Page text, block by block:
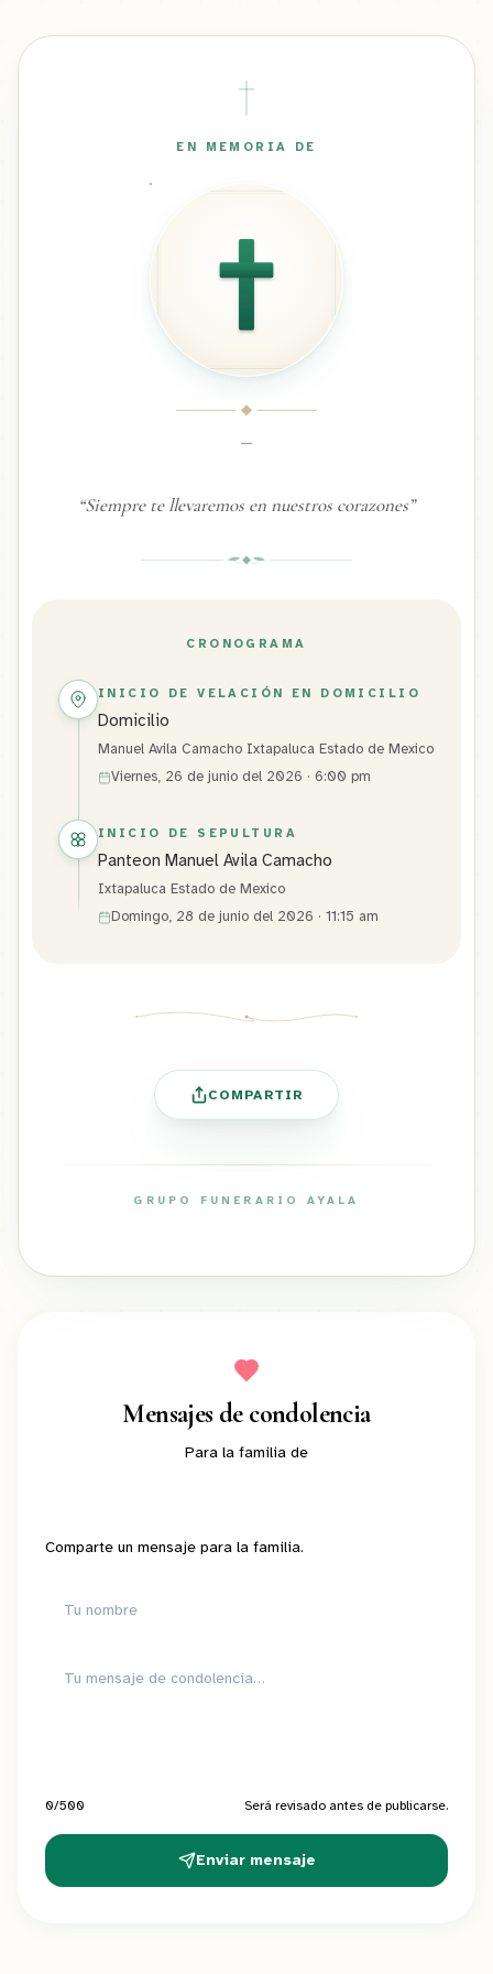
EN MEMORIA DE
—
“Siempre te llevaremos en nuestros corazones”
CRONOGRAMA
INICIO DE VELACIÓN EN DOMICILIO
Domicilio
Manuel Avila Camacho Ixtapaluca Estado de Mexico
Viernes, 26 de junio del 2026 · 6:00 pm
INICIO DE SEPULTURA
Panteon Manuel Avila Camacho
Ixtapaluca Estado de Mexico
Domingo, 28 de junio del 2026 · 11:15 am
COMPARTIR
GRUPO FUNERARIO AYALA
Mensajes de condolencia
Para la familia de
Comparte un mensaje para la familia.
0/500 Será revisado antes de publicarse.
Enviar mensaje